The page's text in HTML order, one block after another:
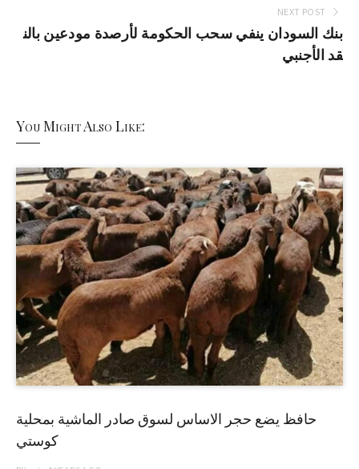
NEXT POST
بنك السودان ينفي سحب الحكومة لأرصدة مودعين بالن
قد الأجنبي
You Might Also Like:
حافظ يضع حجر الاساس لسوق صادر الماشية بمحلية
كوستي